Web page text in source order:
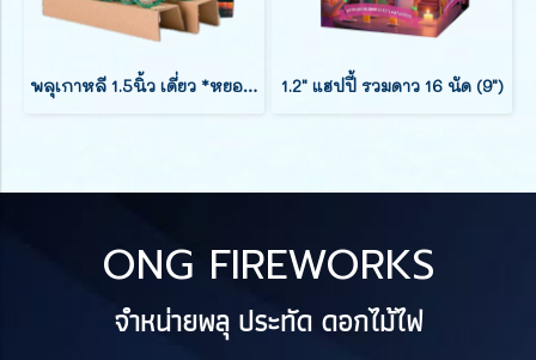
พลุเกาหลี 1.5นิ้ว เดี่ยว *หยอดทีละลูก* 1.2" แฮปปี้ รวมดาว 16 นัด (9")
ONG FIREWORKS
จำหน่ายพลุ ประทัด ดอกไม้ไฟ